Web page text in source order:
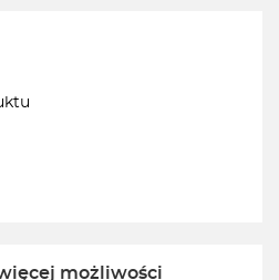
możliwości